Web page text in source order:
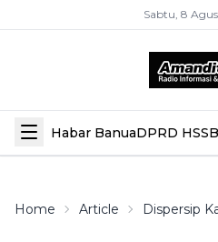
Sabtu, 8
Habar BanuaDPRD HSS
Home Article Dispersip